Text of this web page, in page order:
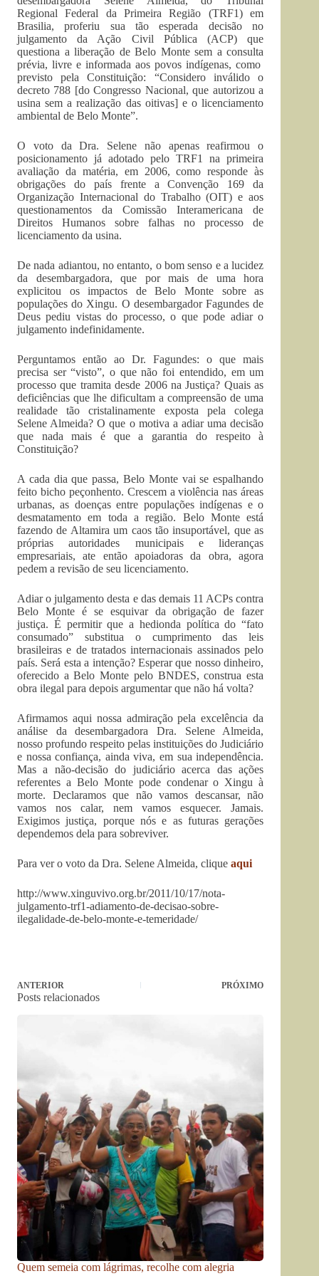
Regional Federal da Primeira Região (TRF1) em
Brasilia, proferiu sua tão esperada decisão no
julgamento da Ação Civil Pública (ACP) que
questiona a liberação de Belo Monte sem a consulta
prévia, livre e informada aos povos indígenas, como
previsto pela Constituição: “Considero inválido o
decreto 788 [do Congresso Nacional, que autorizou a
usina sem a realização das oitivas] e o licenciamento
ambiental de Belo Monte”.
O voto da Dra. Selene não apenas reafirmou o
posicionamento já adotado pelo TRF1 na primeira
avaliação da matéria, em 2006, como responde às
obrigações do país frente a Convenção 169 da
Organização Internacional do Trabalho (OIT) e aos
questionamentos da Comissão Interamericana de
Direitos Humanos sobre falhas no processo de
licenciamento da usina.
De nada adiantou, no entanto, o bom senso e a lucidez
da desembargadora, que por mais de uma hora
explicitou os impactos de Belo Monte sobre as
populações do Xingu. O desembargador Fagundes de
Deus pediu vistas do processo, o que pode adiar o
julgamento indefinidamente.
Perguntamos então ao Dr. Fagundes: o que mais
precisa ser “visto”, o que não foi entendido, em um
processo que tramita desde 2006 na Justiça? Quais as
deficiências que lhe dificultam a compreensão de uma
realidade tão cristalinamente exposta pela colega
Selene Almeida? O que o motiva a adiar uma decisão
que nada mais é que a garantia do respeito à
Constituição?
A cada dia que passa, Belo Monte vai se espalhando
feito bicho peçonhento. Crescem a violência nas áreas
urbanas, as doenças entre populações indígenas e o
desmatamento em toda a região. Belo Monte está
fazendo de Altamira um caos tão insuportável, que as
próprias autoridades municipais e lideranças
empresariais, ate então apoiadoras da obra, agora
pedem a revisão de seu licenciamento.
Adiar o julgamento desta e das demais 11 ACPs contra
Belo Monte é se esquivar da obrigação de fazer
justiça. É permitir que a hedionda política do “fato
consumado” substitua o cumprimento das leis
brasileiras e de tratados internacionais assinados pelo
país. Será esta a intenção? Esperar que nosso dinheiro,
oferecido a Belo Monte pelo BNDES, construa esta
obra ilegal para depois argumentar que não há volta?
Afirmamos aqui nossa admiração pela excelência da
análise da desembargadora Dra. Selene Almeida,
nosso profundo respeito pelas instituições do Judiciário
e nossa confiança, ainda viva, em sua independência.
Mas a não-decisão do judiciário acerca das ações
referentes a Belo Monte pode condenar o Xingu à
morte. Declaramos que não vamos descansar, não
vamos nos calar, nem vamos esquecer. Jamais.
Exigimos justiça, porque nós e as futuras gerações
dependemos dela para sobreviver.
Para ver o voto da Dra. Selene Almeida, clique aqui
http://www.xinguvivo.org.br/2011/10/17/nota-
julgamento-trf1-adiamento-de-decisao-sobre-
ilegalidade-de-belo-monte-e-temeridade/
ANTERIOR PRÓXIMO
Posts relacionados
Quem semeia com lágrimas, recolhe com alegria